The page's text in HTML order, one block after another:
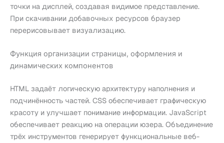
точки на дисплей, создавая видимое представление.
При скачивании добавочных ресурсов браузер
перерисовывает визуализацию.
Функция организации страницы, оформления и
динамических компонентов
HTML задаёт логическую архитектуру наполнения и
подчинённость частей. CSS обеспечивает графическую
красоту и улучшает понимание информации. JavaScript
обеспечивает реакцию на операции юзера. Объединение
трёх инструментов генерирует функциональные веб-